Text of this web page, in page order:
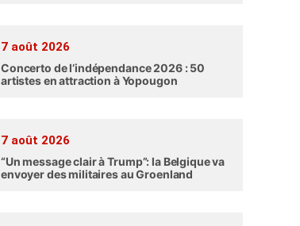
7 août 2026
Concerto de l’indépendance 2026 : 50
artistes en attraction à Yopougon
7 août 2026
“Un message clair à Trump”: la Belgique va
envoyer des militaires au Groenland